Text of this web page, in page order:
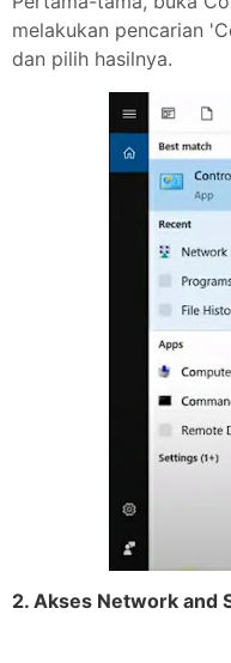
melakukan pencarian
dan pilih hasilnya.
2. Akses Network and